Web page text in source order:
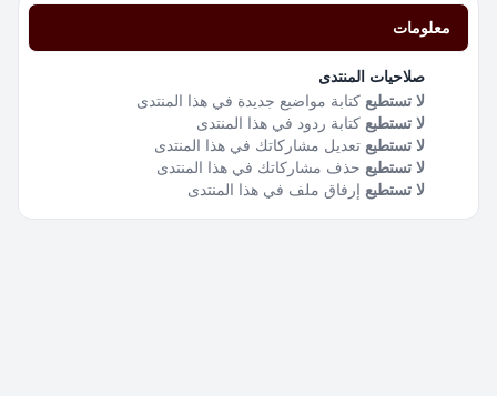
معلومات
صلاحيات المنتدى
لا تستطيع كتابة مواضيع جديدة في هذا المنتدى
لا تستطيع كتابة ردود في هذا المنتدى
لا تستطيع تعديل مشاركاتك في هذا المنتدى
لا تستطيع حذف مشاركاتك في هذا المنتدى
لا تستطيع إرفاق ملف في هذا المنتدى